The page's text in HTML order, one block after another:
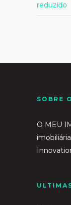
reduzido
SOBRE
O MEU